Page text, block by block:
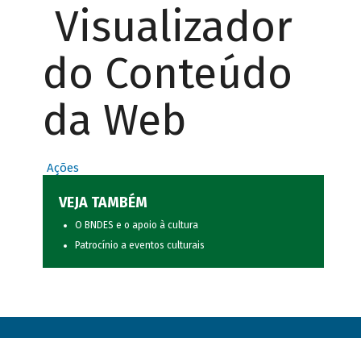
Visualizador
do Conteúdo
da Web
Ações
VEJA TAMBÉM
O BNDES e o apoio à cultura
Patrocínio a eventos culturais